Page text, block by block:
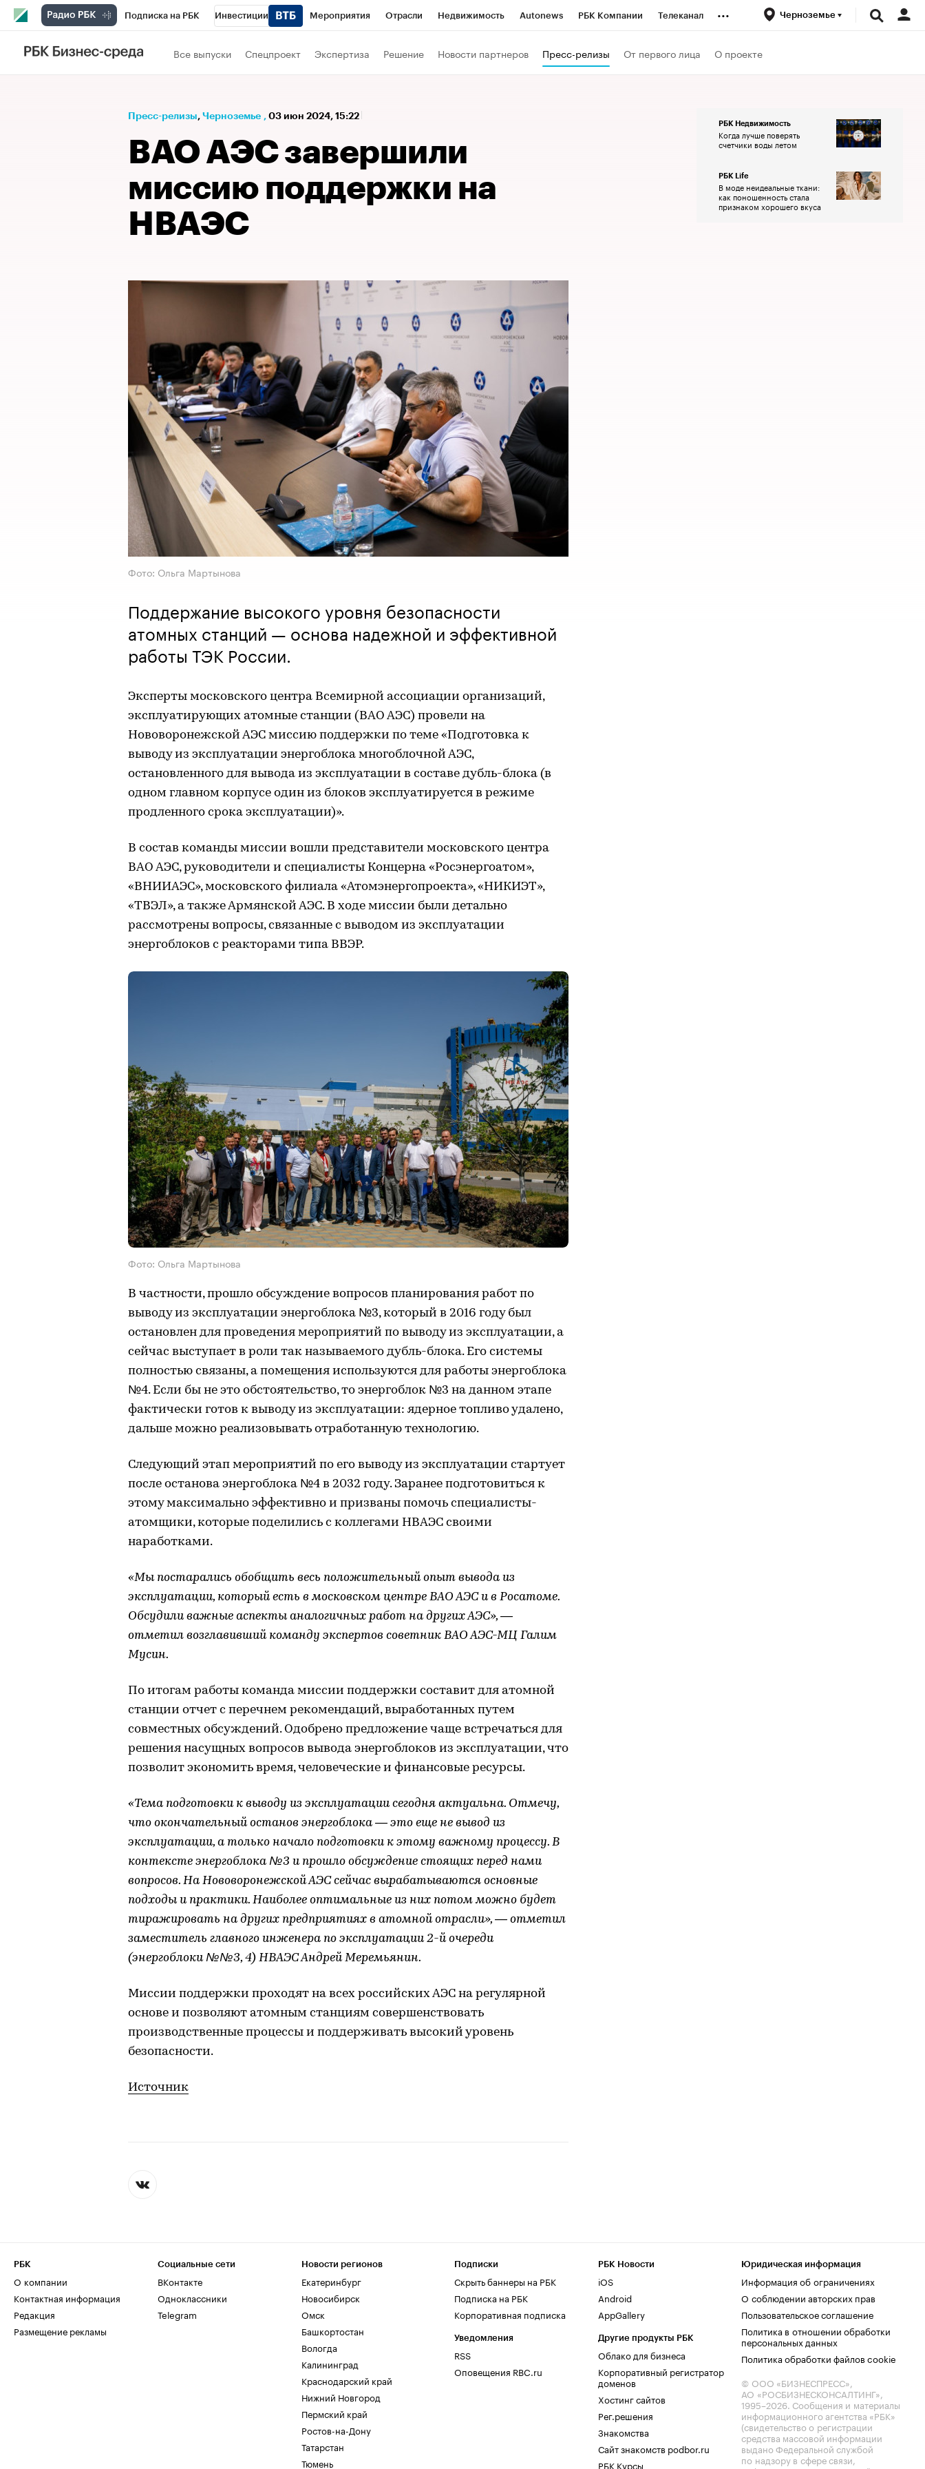
Подписка на РБК Инвестиции Мероприятия Отрасли Недвижимость Autonews РБК Компании Телеканал
РБК Вино
Проверка контрагентов Политика
... Черноземье
Все выпуски Спецпроект Экспертиза Решение Новости партнеров Пресс-релизы От первого лица О проекте
Пресс-релизы⁠, Черноземье , 03 июн 2024, 15:22
ВАО АЭС завершили
миссию поддержки на
НВАЭС
Фото: Ольга Мартынова
Поддержание высокого уровня безопасности
атомных станций — основа надежной и эффективной
работы ТЭК России.
Эксперты московского центра Всемирной ассоциации организаций,
эксплуатирующих атомные станции (ВАО АЭС) провели на
Нововоронежской АЭС миссию поддержки по теме «Подготовка к
выводу из эксплуатации энергоблока многоблочной АЭС,
остановленного для вывода из эксплуатации в составе дубль-блока (в
одном главном корпусе один из блоков эксплуатируется в режиме
продленного срока эксплуатации)».
В состав команды миссии вошли представители московского центра
ВАО АЭС, руководители и специалисты Концерна «Росэнергоатом»,
«ВНИИАЭС», московского филиала «Атомэнергопроекта», «НИКИЭТ»,
«ТВЭЛ», а также Армянской АЭС. В ходе миссии были детально
рассмотрены вопросы, связанные с выводом из эксплуатации
энергоблоков с реакторами типа ВВЭР.
Фото: Ольга Мартынова
В частности, прошло обсуждение вопросов планирования работ по
выводу из эксплуатации энергоблока №3, который в 2016 году был
остановлен для проведения мероприятий по выводу из эксплуатации, а
сейчас выступает в роли так называемого дубль-блока. Его системы
полностью связаны, а помещения используются для работы энергоблока
№4. Если бы не это обстоятельство, то энергоблок №3 на данном этапе
фактически готов к выводу из эксплуатации: ядерное топливо удалено,
дальше можно реализовывать отработанную технологию.
Следующий этап мероприятий по его выводу из эксплуатации стартует
после останова энергоблока №4 в 2032 году. Заранее подготовиться к
этому максимально эффективно и призваны помочь специалисты-
атомщики, которые поделились с коллегами НВАЭС своими
наработками.
«Мы постарались обобщить весь положительный опыт вывода из
эксплуатации, который есть в московском центре ВАО АЭС и в Росатоме.
Обсудили важные аспекты аналогичных работ на других АЭС», —
отметил возглавивший команду экспертов советник ВАО АЭС-МЦ Галим
Мусин.
По итогам работы команда миссии поддержки составит для атомной
станции отчет с перечнем рекомендаций, выработанных путем
совместных обсуждений. Одобрено предложение чаще встречаться для
решения насущных вопросов вывода энергоблоков из эксплуатации, что
позволит экономить время, человеческие и финансовые ресурсы.
«Тема подготовки к выводу из эксплуатации сегодня актуальна. Отмечу,
что окончательный останов энергоблока — это еще не вывод из
эксплуатации, а только начало подготовки к этому важному процессу. В
контексте энергоблока №3 и прошло обсуждение стоящих перед нами
вопросов. На Нововоронежской АЭС сейчас вырабатываются основные
подходы и практики. Наиболее оптимальные из них потом можно будет
тиражировать на других предприятиях в атомной отрасли», — отметил
заместитель главного инженера по эксплуатации 2-й очереди
(энергоблоки №№3, 4) НВАЭС Андрей Меремьянин.
Миссии поддержки проходят на всех российских АЭС на регулярной
основе и позволяют атомным станциям совершенствовать
производственные процессы и поддерживать высокий уровень
безопасности.
Источник
РБК Недвижимость
Когда лучше поверять
счетчики воды летом
РБК Life
В моде неидеальные ткани:
как поношенность стала
признаком хорошего вкуса
РБК
О компании
Контактная информация
Редакция
Размещение рекламы
Социальные сети
ВКонтакте
Одноклассники
Telegram
Новости регионов
Екатеринбург
Новосибирск
Омск
Башкортостан
Вологда
Калининград
Краснодарский край
Нижний Новгород
Пермский край
Ростов-на-Дону
Татарстан
Тюмень
Подписки
Скрыть баннеры на РБК
Подписка на РБК
Корпоративная подписка
Уведомления
RSS
Оповещения RBC.ru
РБК Новости
iOS
Android
AppGallery
Другие продукты РБК
Облако для бизнеса
Корпоративный регистратор
доменов
Хостинг сайтов
Рег.решения
Знакомства
Сайт знакомств podbor.ru
РБК Курсы
Юридическая информация
Информация об ограничениях
О соблюдении авторских прав
Пользовательское соглашение
Политика в отношении обработки
персональных данных
Политика обработки файлов cookie
© ООО «БИЗНЕСПРЕСС»,
АО «РОСБИЗНЕСКОНСАЛТИНГ»,
1995–2026. Сообщения и материалы
информационного агентства «РБК»
(свидетельство о регистрации
средства массовой информации
выдано Федеральной службой
по надзору в сфере связи,